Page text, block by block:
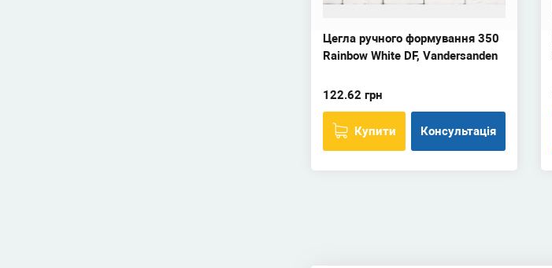
Цегла ручного формування 350
Rainbow White DF, Vandersanden
122.62 грн
Купити Консультація